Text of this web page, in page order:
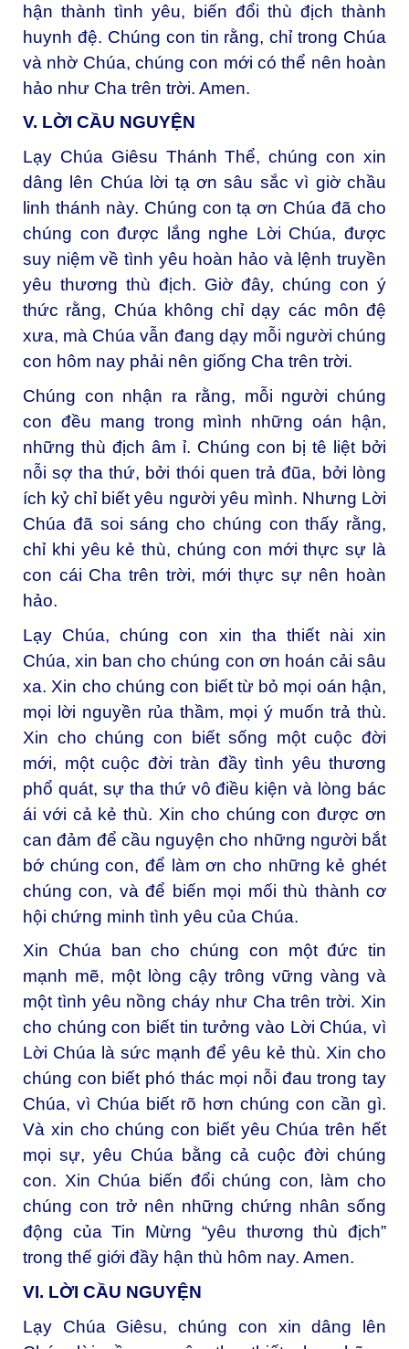
hận thành tình yêu, biến đổi thù địch thành
huynh đệ. Chúng con tin rằng, chỉ trong Chúa
và nhờ Chúa, chúng con mới có thể nên hoàn
hảo như Cha trên trời. Amen.
V. LỜI CẦU NGUYỆN
Lạy Chúa Giêsu Thánh Thể, chúng con xin
dâng lên Chúa lời tạ ơn sâu sắc vì giờ chầu
linh thánh này. Chúng con tạ ơn Chúa đã cho
chúng con được lắng nghe Lời Chúa, được
suy niệm về tình yêu hoàn hảo và lệnh truyền
yêu thương thù địch. Giờ đây, chúng con ý
thức rằng, Chúa không chỉ dạy các môn đệ
xưa, mà Chúa vẫn đang dạy mỗi người chúng
con hôm nay phải nên giống Cha trên trời.
Chúng con nhận ra rằng, mỗi người chúng
con đều mang trong mình những oán hận,
những thù địch âm ỉ. Chúng con bị tê liệt bởi
nỗi sợ tha thứ, bởi thói quen trả đũa, bởi lòng
ích kỷ chỉ biết yêu người yêu mình. Nhưng Lời
Chúa đã soi sáng cho chúng con thấy rằng,
chỉ khi yêu kẻ thù, chúng con mới thực sự là
con cái Cha trên trời, mới thực sự nên hoàn
hảo.
Lạy Chúa, chúng con xin tha thiết nài xin
Chúa, xin ban cho chúng con ơn hoán cải sâu
xa. Xin cho chúng con biết từ bỏ mọi oán hận,
mọi lời nguyền rủa thầm, mọi ý muốn trả thù.
Xin cho chúng con biết sống một cuộc đời
mới, một cuộc đời tràn đầy tình yêu thương
phổ quát, sự tha thứ vô điều kiện và lòng bác
ái với cả kẻ thù. Xin cho chúng con được ơn
can đảm để cầu nguyện cho những người bắt
bớ chúng con, để làm ơn cho những kẻ ghét
chúng con, và để biến mọi mối thù thành cơ
hội chứng minh tình yêu của Chúa.
Xin Chúa ban cho chúng con một đức tin
mạnh mẽ, một lòng cậy trông vững vàng và
một tình yêu nồng cháy như Cha trên trời. Xin
cho chúng con biết tin tưởng vào Lời Chúa, vì
Lời Chúa là sức mạnh để yêu kẻ thù. Xin cho
chúng con biết phó thác mọi nỗi đau trong tay
Chúa, vì Chúa biết rõ hơn chúng con cần gì.
Và xin cho chúng con biết yêu Chúa trên hết
mọi sự, yêu Chúa bằng cả cuộc đời chúng
con. Xin Chúa biến đổi chúng con, làm cho
chúng con trở nên những chứng nhân sống
động của Tin Mừng “yêu thương thù địch”
trong thế giới đầy hận thù hôm nay. Amen.
VI. LỜI CẦU NGUYỆN
Lạy Chúa Giêsu, chúng con xin dâng lên